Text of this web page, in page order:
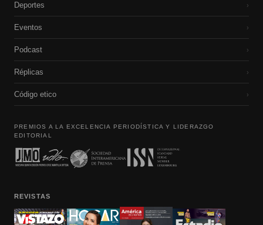
Deportes ›
Eventos ›
Podcast ›
Réplicas ›
Código etico ›
PREMIOS A LA EXCELENCIA PERIODÍSTICA Y LIDERAZGO
EDITORIAL
REVISTAS